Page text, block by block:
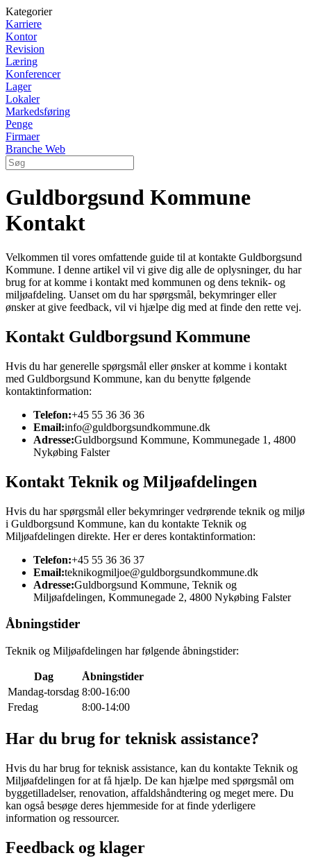
Kategorier
Karriere
Kontor
Revision
Læring
Konferencer
Lager
Lokaler
Markedsføring
Penge
Firmaer
Branche Web
Guldborgsund Kommune
Kontakt
Velkommen til vores omfattende guide til at kontakte Guldborgsund
Kommune. I denne artikel vil vi give dig alle de oplysninger, du har
brug for at komme i kontakt med kommunen og dens teknik- og
miljøafdeling. Uanset om du har spørgsmål, bekymringer eller
ønsker at give feedback, vil vi hjælpe dig med at finde den rette vej.
Kontakt Guldborgsund Kommune
Hvis du har generelle spørgsmål eller ønsker at komme i kontakt
med Guldborgsund Kommune, kan du benytte følgende
kontaktinformation:
Telefon:+45 55 36 36 36
Email:info@guldborgsundkommune.dk
Adresse:Guldborgsund Kommune, Kommunegade 1, 4800
Nykøbing Falster
Kontakt Teknik og Miljøafdelingen
Hvis du har spørgsmål eller bekymringer vedrørende teknik og miljø
i Guldborgsund Kommune, kan du kontakte Teknik og
Miljøafdelingen direkte. Her er deres kontaktinformation:
Telefon:+45 55 36 36 37
Email:teknikogmiljoe@guldborgsundkommune.dk
Adresse:Guldborgsund Kommune, Teknik og
Miljøafdelingen, Kommunegade 2, 4800 Nykøbing Falster
Åbningstider
Teknik og Miljøafdelingen har følgende åbningstider:
Dag
Åbningstider
Mandag-torsdag 8:00-16:00
Fredag
8:00-14:00
Har du brug for teknisk assistance?
Hvis du har brug for teknisk assistance, kan du kontakte Teknik og
Miljøafdelingen for at få hjælp. De kan hjælpe med spørgsmål om
byggetilladelser, renovation, affaldshåndtering og meget mere. Du
kan også besøge deres hjemmeside for at finde yderligere
information og ressourcer.
Feedback og klager